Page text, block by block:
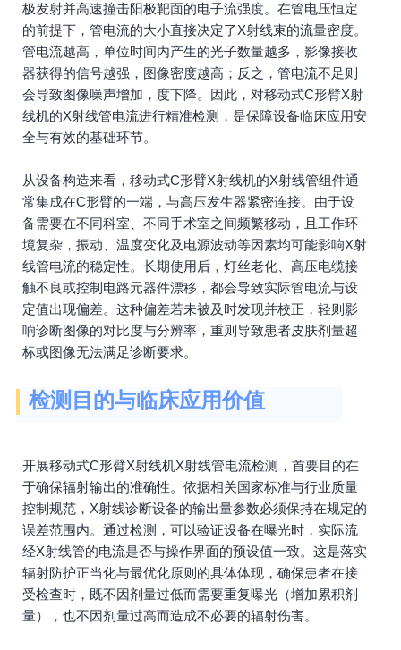
极发射并高速撞击阳极靶面的电子流强度。在管电压恒定
的前提下，管电流的大小直接决定了X射线束的流量密度。
管电流越高，单位时间内产生的光子数量越多，影像接收
器获得的信号越强，图像密度越高；反之，管电流不足则
会导致图像噪声增加，度下降。因此，对移动式C形臂X射
线机的X射线管电流进行精准检测，是保障设备临床应用安
全与有效的基础环节。
从设备构造来看，移动式C形臂X射线机的X射线管组件通
常集成在C形臂的一端，与高压发生器紧密连接。由于设
备需要在不同科室、不同手术室之间频繁移动，且工作环
境复杂，振动、温度变化及电源波动等因素均可能影响X射
线管电流的稳定性。长期使用后，灯丝老化、高压电缆接
触不良或控制电路元器件漂移，都会导致实际管电流与设
定值出现偏差。这种偏差若未被及时发现并校正，轻则影
响诊断图像的对比度与分辨率，重则导致患者皮肤剂量超
标或图像无法满足诊断要求。
检测目的与临床应用价值
开展移动式C形臂X射线机X射线管电流检测，首要目的在
于确保辐射输出的准确性。依据相关国家标准与行业质量
控制规范，X射线诊断设备的输出量参数必须保持在规定的
误差范围内。通过检测，可以验证设备在曝光时，实际流
经X射线管的电流是否与操作界面的预设值一致。这是落实
辐射防护正当化与最优化原则的具体体现，确保患者在接
受检查时，既不因剂量过低而需要重复曝光（增加累积剂
量），也不因剂量过高而造成不必要的辐射伤害。